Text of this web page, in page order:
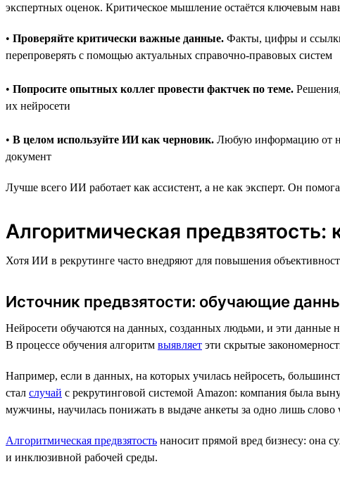
экспертных оценок. Критическое мышление остаётся ключевым
• Проверяйте критически важные данные. Факты, цифры и
перепроверять с помощью актуальных справочно-правовых систем
• Попросите опытных коллег провести фактчек по теме.
их нейросети
• В целом используйте ИИ как черновик. Любую информацию от
документ
Лучше всего ИИ работает как ассистент, а не как эксперт. Он
Алгоритмическая
Хотя ИИ в рекрутинге часто внедряют для повышения
Источник предвзятости: обучающие
Нейросети обучаются на данных, созданных людьми, и эти данные
В процессе обучения алгоритм выявляет эти скрытые
Например, если в данных, на которых училась нейросеть,
стал случай с рекрутинговой системой Amazon: компания была
мужчины, научилась понижать в выдаче анкеты за одно лишь слово
Алгоритмическая предвзятость наносит прямой вред бизнесу: она
и инклюзивной рабочей среды.